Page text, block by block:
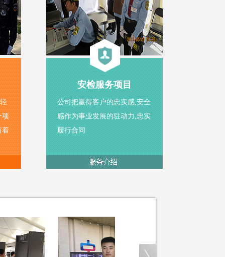
项
着
安检服务项目
公司把赢得客户的忠实感,安全
感作为事业发展的驻动力,忠实
履行合同